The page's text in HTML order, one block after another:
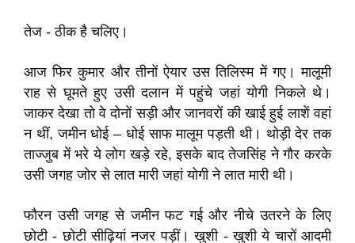
तेज - ठीक है चलिए।
आज फिर कुमार और तीनों ऐयार उस तिलिस्म में गए। मालूमी
राह से घूमते हुए उसी दलान में पहुंचे जहां योगी निकले थे।
जाकर देखा तो वे दोनों सड़ी और जानवरों की खाई हुई लाशें वहां
न थीं, जमीन धोई – धोई साफ मालूम पड़ती थी। थोड़ी देर तक
ताज्जुब में भरे ये लोग खड़े रहे, इसके बाद तेजसिंह ने गौर करके
उसी जगह जोर से लात मारी जहां योगी ने लात मारी थी।
फौरन उसी जगह से जमीन फट गई और नीचे उतरने के लिए
छोटी - छोटी सीढ़ियां नजर पड़ीं। खुशी - खुशी ये चारों आदमी